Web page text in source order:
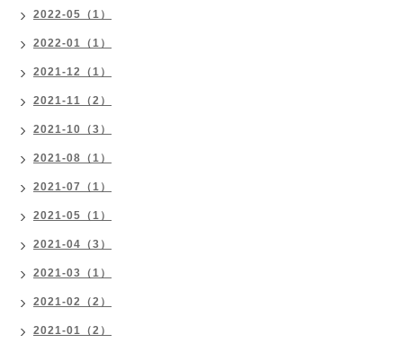
2022-05（1）
2022-01（1）
2021-12（1）
2021-11（2）
2021-10（3）
2021-08（1）
2021-07（1）
2021-05（1）
2021-04（3）
2021-03（1）
2021-02（2）
2021-01（2）